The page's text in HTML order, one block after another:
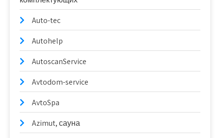
Auto-tec
Autohelp
AutoscanService
Avtodom-service
AvtoSpa
Azimut, сауна